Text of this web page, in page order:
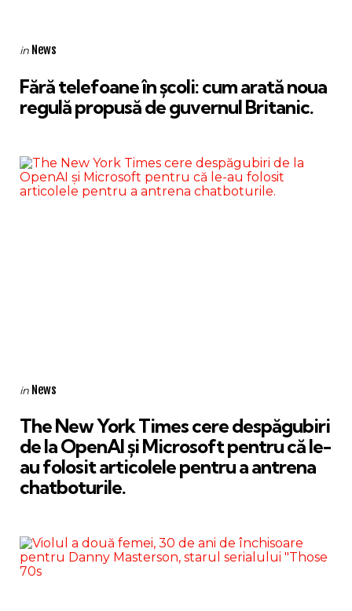
Categories
Posted
in News
Fără telefoane în școli: cum arată noua
regulă propusă de guvernul Britanic.
Categories
Posted
in News
The New York Times cere despăgubiri
de la OpenAI și Microsoft pentru că le-
au folosit articolele pentru a antrena
chatboturile.